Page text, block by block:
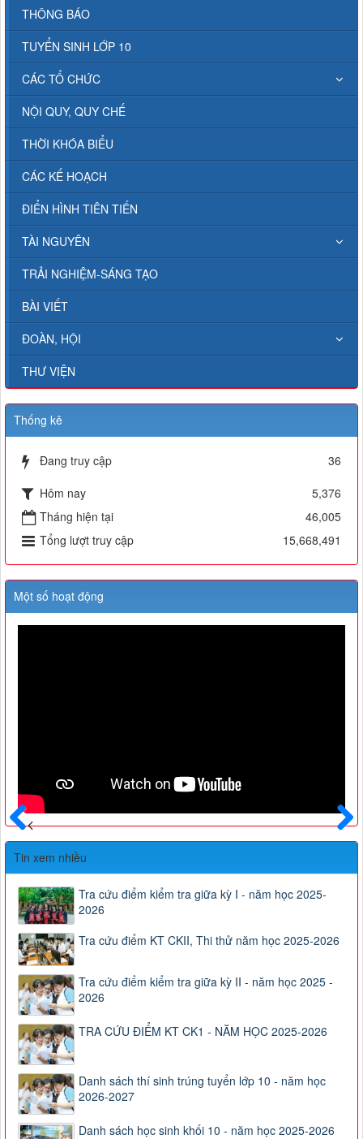
THÔNG BÁO
TUYỂN SINH LỚP 10
CÁC TỔ CHỨC
NỘI QUY, QUY CHẾ
THỜI KHÓA BIỂU
CÁC KẾ HOẠCH
ĐIỂN HÌNH TIÊN TIẾN
TÀI NGUYÊN
TRẢI NGHIỆM-SÁNG TẠO
BÀI VIẾT
ĐOÀN, HỘI
THƯ VIỆN
Thống kê
Đang truy cập
36
Hôm nay
5,376
Tháng hiện tại
46,005
Tổng lượt truy cập
15,668,491
Một số hoạt động
Sau
Trước
Tin xem nhiều
Tra cứu điểm kiểm tra giữa kỳ I - năm học 2025-
2026
Tra cứu điểm KT CKII, Thi thử năm học 2025-2026
Tra cứu điểm kiểm tra giữa kỳ II - năm học 2025 -
2026
TRA CỨU ĐIỂM KT CK1 - NĂM HỌC 2025-2026
Danh sách thí sinh trúng tuyển lớp 10 - năm học
2026-2027
Danh sách học sinh khối 10 - năm học 2025-2026